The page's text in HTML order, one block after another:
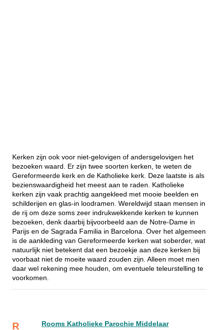
Kerken zijn ook voor niet-gelovigen of andersgelovigen het
bezoeken waard. Er zijn twee soorten kerken, te weten de
Gereformeerde kerk en de Katholieke kerk. Deze laatste is als
bezienswaardigheid het meest aan te raden. Katholieke
kerken zijn vaak prachtig aangekleed met mooie beelden en
schilderijen en glas-in loodramen. Wereldwijd staan mensen in
de rij om deze soms zeer indrukwekkende kerken te kunnen
bezoeken, denk daarbij bijvoorbeeld aan de Notre-Dame in
Parijs en de Sagrada Familia in Barcelona. Over het algemeen
is de aankleding van Gereformeerde kerken wat soberder, wat
natuurlijk niet betekent dat een bezoekje aan deze kerken bij
voorbaat niet de moeite waard zouden zijn. Alleen moet men
daar wel rekening mee houden, om eventuele teleurstelling te
voorkomen.
R Rooms Katholieke Parochie Middelaar